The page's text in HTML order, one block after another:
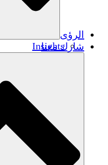
الرؤى
Insights
شارك معنا